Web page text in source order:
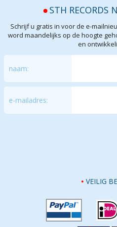
STH RECORDS
Schrijf u gratis in voor de e-
word maandelijks op de hoogte
en
naam:
e-mailadres:
VEILIG